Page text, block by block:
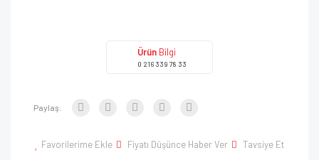
Ürün Bilgi
0 216 339 78 33
Paylaş:
Favorilerime Ekle Fiyatı Düşünce Haber Ver Tavsiye Et